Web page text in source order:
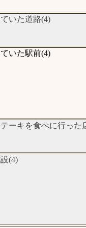
いた道路(4)
いた駅前(4)
ーキを食べに行った
(4)